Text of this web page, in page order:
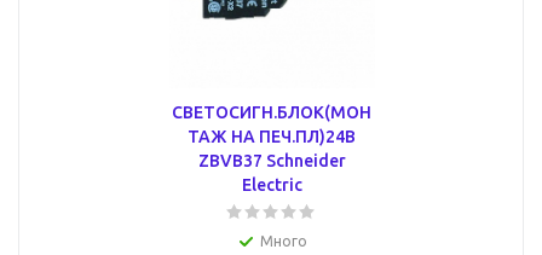
СВЕТОСИГН.БЛОК(МОН
ТАЖ НА ПЕЧ.ПЛ)24В
ZBVB37 Schneider
Electric
Много